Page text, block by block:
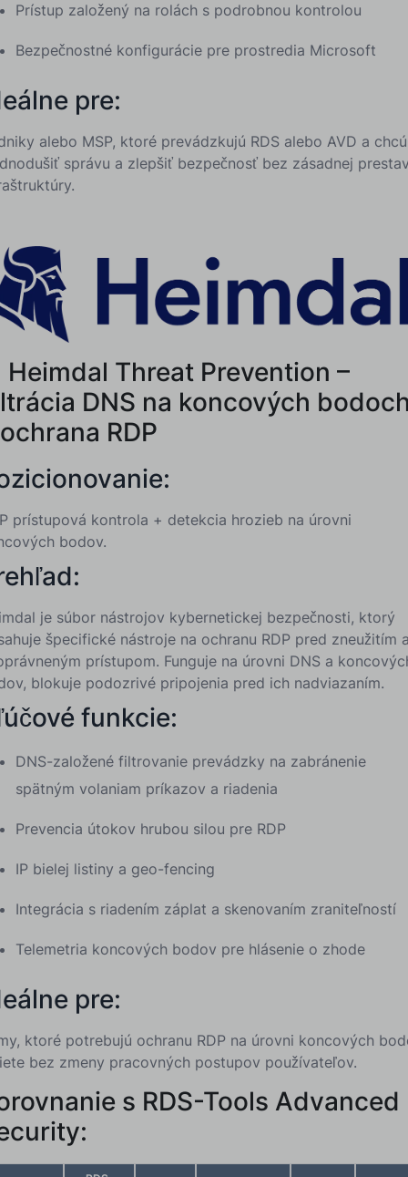
Prístup založený na rolách s podrobnou kontrolou
Bezpečnostné konfigurácie pre prostredia Microsoft
pre:
alebo MSP, ktoré prevádzkujú RDS alebo AVD a chcú
správu a zlepšiť bezpečnosť bez zásadnej
Heimdal Threat Prevention –
DNS na koncových
RDP
prístupová kontrola + detekcia hrozieb na úrovni
bodov.
je súbor nástrojov kybernetickej bezpečnosti, ktorý
špecifické nástroje na ochranu RDP pred zneužitím
prístupom. Funguje na úrovni DNS a
blokuje podozrivé pripojenia pred ich nadviazaním.
funkcie:
DNS-založené filtrovanie prevádzky na zabránenie
spätným volaniam príkazov a riadenia
Prevencia útokov hrubou silou pre RDP
IP bielej listiny a geo-fencing
Integrácia s riadením záplat a skenovaním zraniteľností
Telemetria koncových bodov pre hlásenie o zhode
pre:
ktoré potrebujú ochranu RDP na úrovni koncových
bez zmeny pracovných postupov používateľov.
s RDS-Tools Advanced